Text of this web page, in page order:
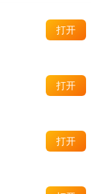
打开
打开
打开